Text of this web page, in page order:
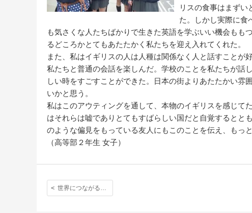
リスの食事はまずい
た。しかし実際に食
も気さくな人たちばかりで生きた英語を学ぶいい機会も
るどころかとてもあたたかく私たちを迎え入れてくれた。
また、私はイギリスの人は人種は関係なく人と話すことが
私たちと普通の会話を楽しんだ。学校のことを私たちが話
しい時をすごすことができた。日本の街よりあたたかい
いかと思う。
私はこのアウティングを通して、本物のイギリスを感じて
はそれらは嘘でありとてもすばらしい国だと自覚するとと
のような偏見をもっている友人にもこのことを伝え、もっ
（高等部２年生 女子）
世界につながるオックスフォード